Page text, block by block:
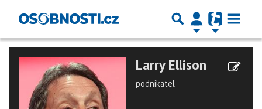
Larry Ellison
podnikatel